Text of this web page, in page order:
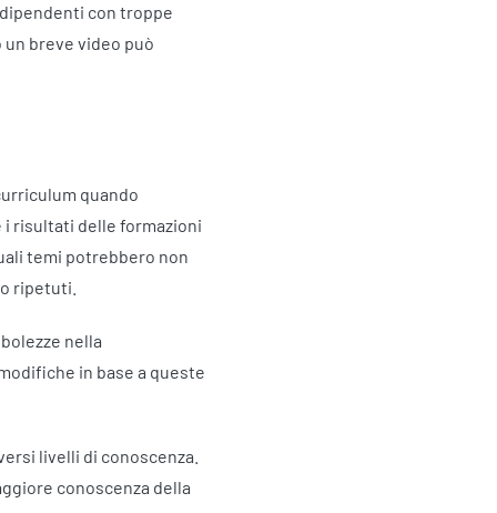
con troppe
breve video può
quando
i risultati delle formazioni
temi potrebbero non
ripetuti.
nella
in base a queste
livelli di conoscenza.
conoscenza della